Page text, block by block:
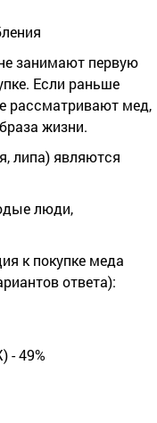
занимают первую
Если раньше
рассматривают мед,
жизни.
липа) являются
люди,
к покупке меда
ответа):
- 49%